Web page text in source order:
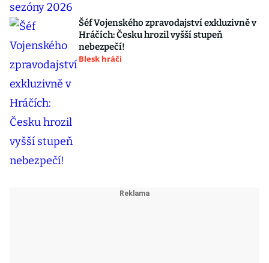
Šéf Vojenského zpravodajství exkluzivně v
Hráčích: Česku hrozil vyšší stupeň
nebezpečí!
Blesk hráči